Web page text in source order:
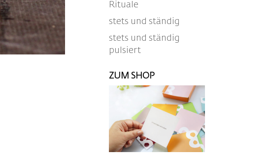
Rituale
stets und ständig
stets und ständig
pulsiert
ZUM SHOP